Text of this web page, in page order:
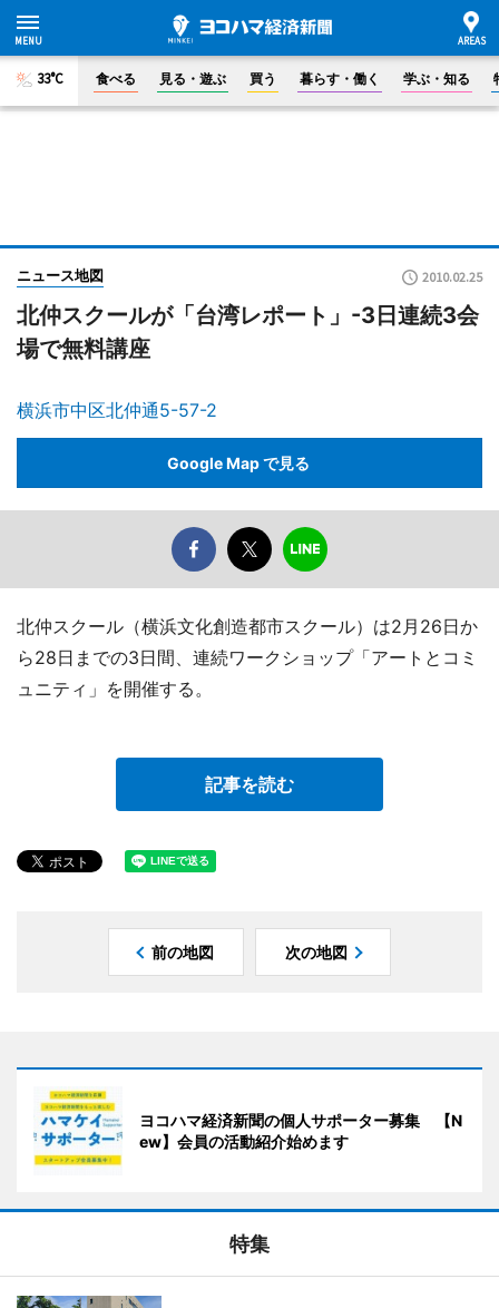
33°C 食べる 見る・遊ぶ 買う 暮らす・働く 学ぶ・知る
ニュース地図 2010.02.25
北仲スクールが「台湾レポート」-3日連続3会
場で無料講座
横浜市中区北仲通5-57-2
Google Map で見る
北仲スクール（横浜文化創造都市スクール）は2月26日か
ら28日までの3日間、連続ワークショップ「アートとコミ
ュニティ」を開催する。
記事を読む
前の地図 次の地図
ヨコハマ経済新聞の個人サポーター募集 【N
ew】会員の活動紹介始めます
特集